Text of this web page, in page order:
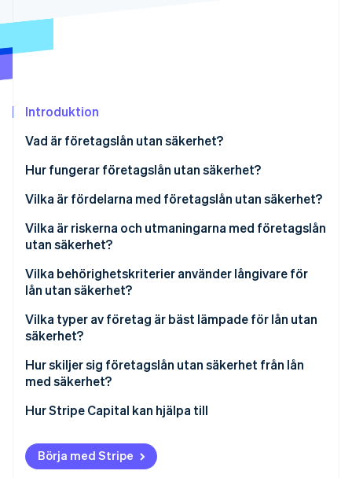
Introduktion
Vad är företagslån utan säkerhet?
Hur fungerar företagslån utan säkerhet?
Vilka är fördelarna med företagslån utan säkerhet?
Vilka är riskerna och utmaningarna med företagslån
utan säkerhet?
Högre kapitalkostnad
Strikta behörighetskriterier
Personliga garantier och panträtt
Potentiell inverkan på kreditvärdigheten
Komplexa, otydliga avgiftsstrukturer
Vilka behörighetskriterier använder långivare för
lån utan säkerhet?
Vilka typer av företag är bäst lämpade för lån utan
säkerhet?
Hur skiljer sig företagslån utan säkerhet från lån
med säkerhet?
Säkerhet och godkännande
Kostnad och lånestorlek
Återbetalningsvillkor
Hur Stripe Capital kan hjälpa till
Börja med Stripe